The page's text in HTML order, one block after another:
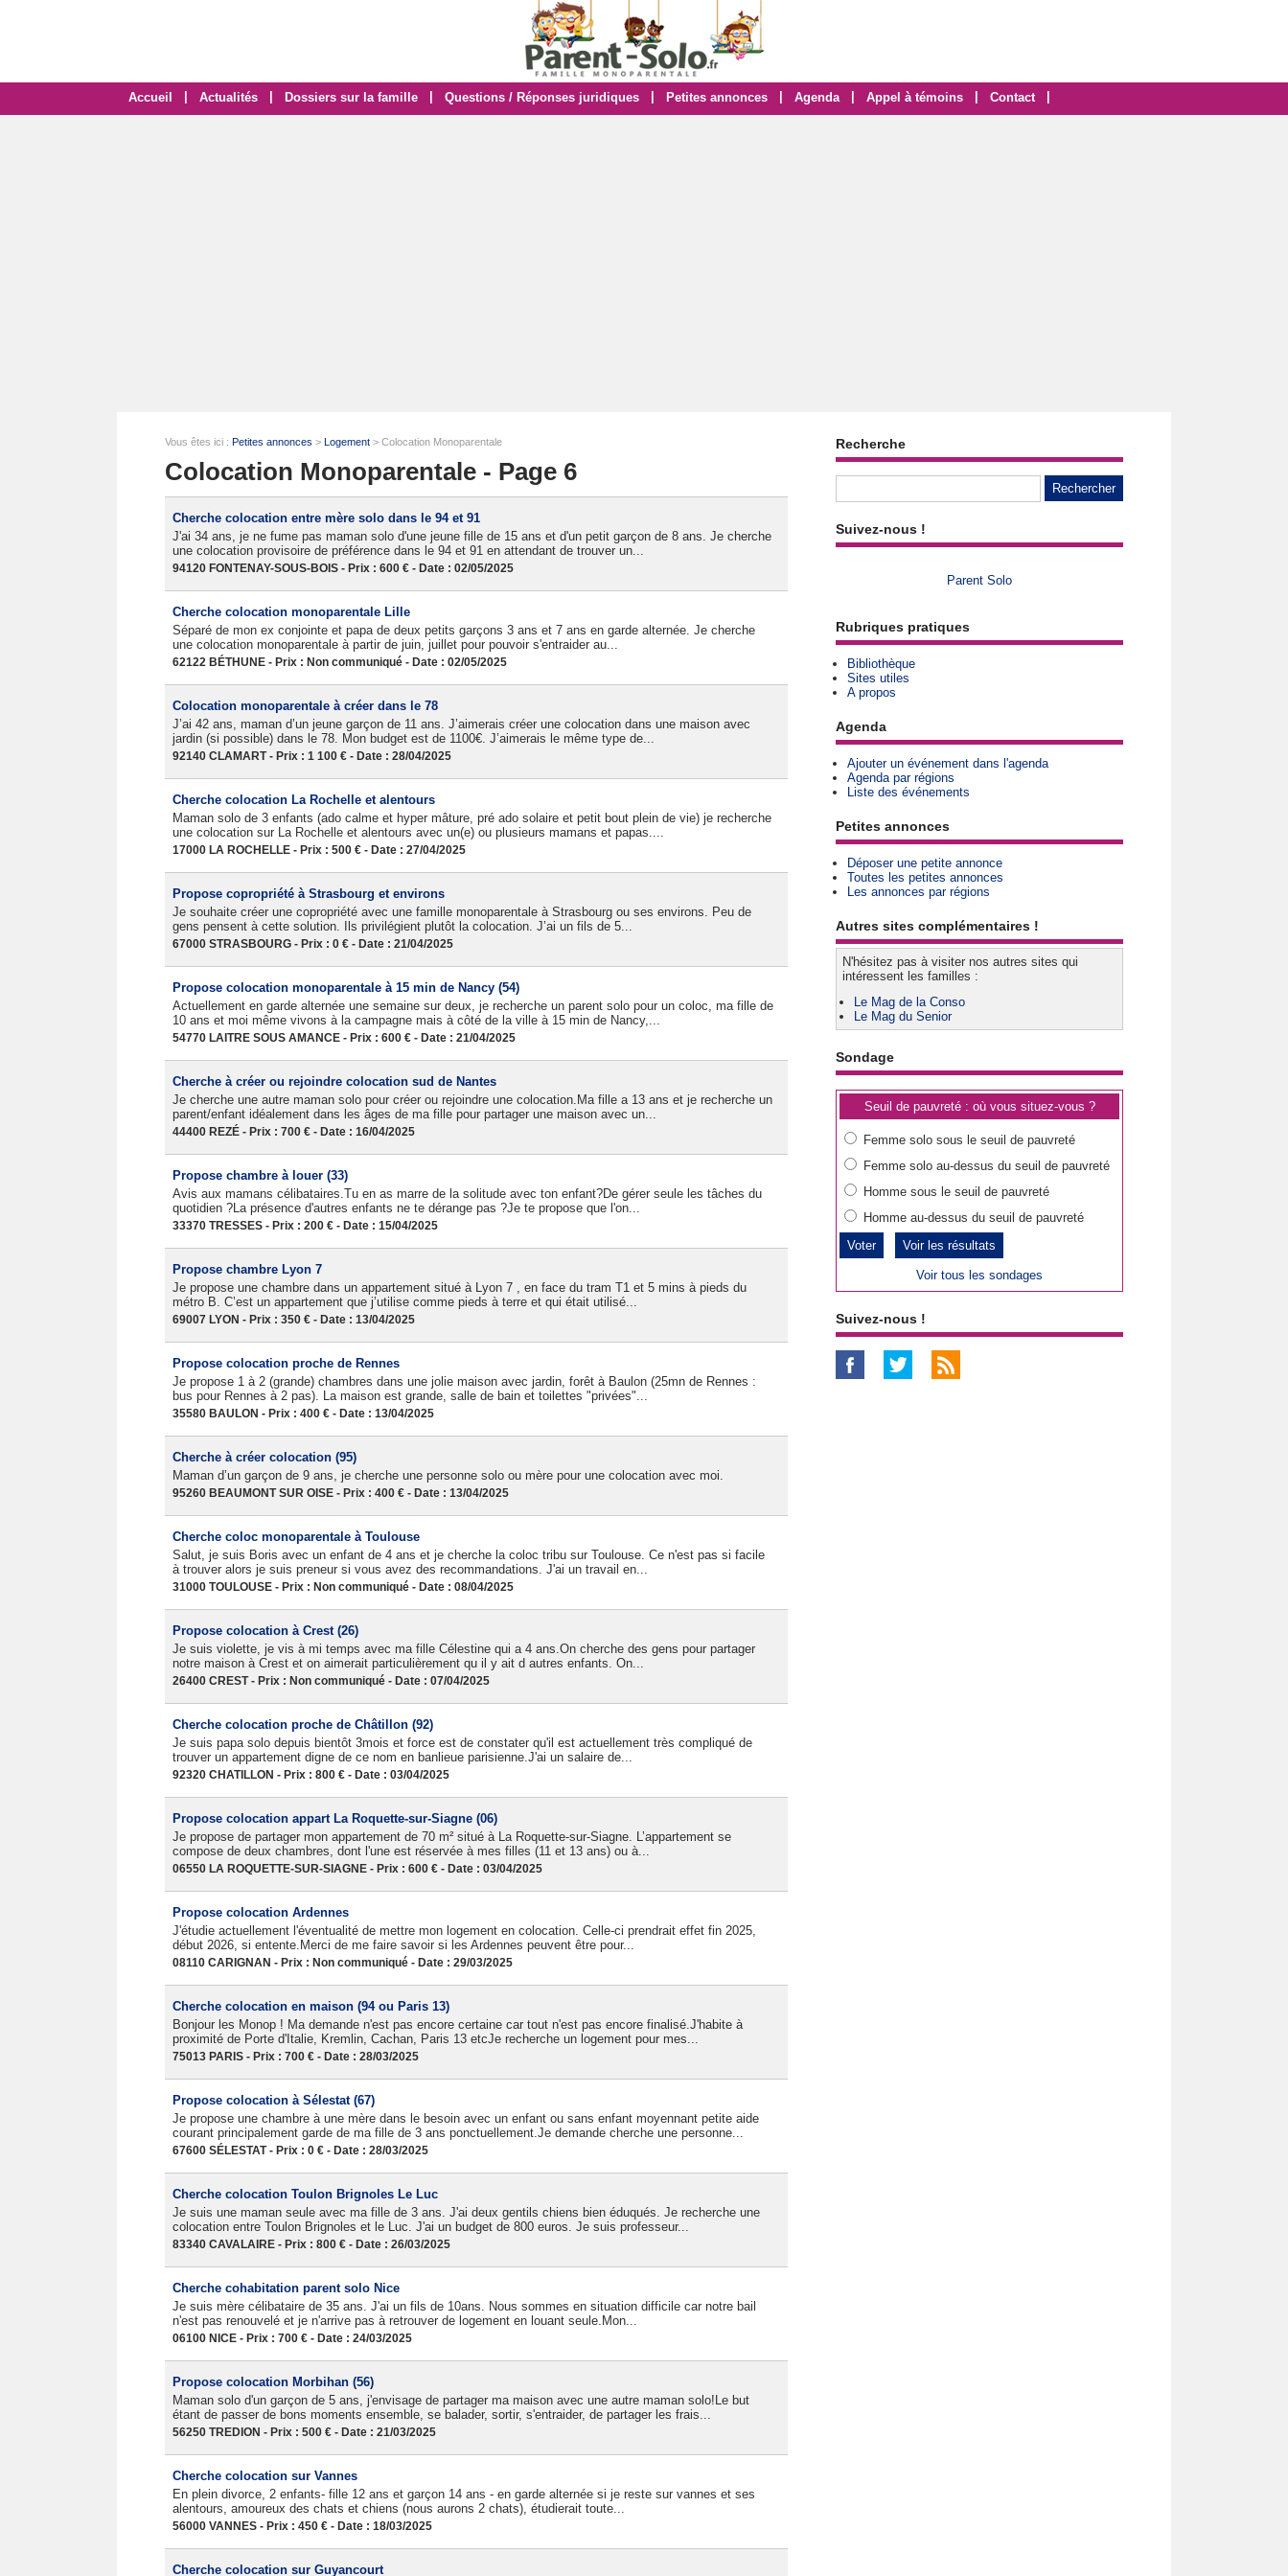
Accueil Actualités Dossiers sur la famille Questions / Réponses juridiques Petites annonces Agenda Appel à témoins Contact
Vous êtes ici : Petites annonces > Logement > Colocation Monoparentale
Colocation Monoparentale - Page 6
Cherche colocation entre mère solo dans le 94 et 91
J'ai 34 ans, je ne fume pas maman solo d'une jeune fille de 15 ans et d'un petit garçon de 8 ans. Je cherche
une colocation provisoire de préférence dans le 94 et 91 en attendant de trouver un...
94120 FONTENAY-SOUS-BOIS - Prix : 600 € - Date : 02/05/2025
Cherche colocation monoparentale Lille
Séparé de mon ex conjointe et papa de deux petits garçons 3 ans et 7 ans en garde alternée. Je cherche
une colocation monoparentale à partir de juin, juillet pour pouvoir s'entraider au...
62122 BÉTHUNE - Prix : Non communiqué - Date : 02/05/2025
Colocation monoparentale à créer dans le 78
J’ai 42 ans, maman d’un jeune garçon de 11 ans. J’aimerais créer une colocation dans une maison avec
jardin (si possible) dans le 78. Mon budget est de 1100€. J’aimerais le même type de...
92140 CLAMART - Prix : 1 100 € - Date : 28/04/2025
Cherche colocation La Rochelle et alentours
Maman solo de 3 enfants (ado calme et hyper mâture, pré ado solaire et petit bout plein de vie) je recherche
une colocation sur La Rochelle et alentours avec un(e) ou plusieurs mamans et papas....
17000 LA ROCHELLE - Prix : 500 € - Date : 27/04/2025
Propose copropriété à Strasbourg et environs
Je souhaite créer une copropriété avec une famille monoparentale à Strasbourg ou ses environs. Peu de
gens pensent à cette solution. Ils privilégient plutôt la colocation. J’ai un fils de 5...
67000 STRASBOURG - Prix : 0 € - Date : 21/04/2025
Propose colocation monoparentale à 15 min de Nancy (54)
Actuellement en garde alternée une semaine sur deux, je recherche un parent solo pour un coloc, ma fille de
10 ans et moi même vivons à la campagne mais à côté de la ville à 15 min de Nancy,...
54770 LAITRE SOUS AMANCE - Prix : 600 € - Date : 21/04/2025
Cherche à créer ou rejoindre colocation sud de Nantes
Je cherche une autre maman solo pour créer ou rejoindre une colocation.Ma fille a 13 ans et je recherche un
parent/enfant idéalement dans les âges de ma fille pour partager une maison avec un...
44400 REZÉ - Prix : 700 € - Date : 16/04/2025
Propose chambre à louer (33)
Avis aux mamans célibataires.Tu en as marre de la solitude avec ton enfant?De gérer seule les tâches du
quotidien ?La présence d'autres enfants ne te dérange pas ?Je te propose que l'on...
33370 TRESSES - Prix : 200 € - Date : 15/04/2025
Propose chambre Lyon 7
Je propose une chambre dans un appartement situé à Lyon 7 , en face du tram T1 et 5 mins à pieds du
métro B. C’est un appartement que j’utilise comme pieds à terre et qui était utilisé...
69007 LYON - Prix : 350 € - Date : 13/04/2025
Propose colocation proche de Rennes
Je propose 1 à 2 (grande) chambres dans une jolie maison avec jardin, forêt à Baulon (25mn de Rennes :
bus pour Rennes à 2 pas). La maison est grande, salle de bain et toilettes "privées"...
35580 BAULON - Prix : 400 € - Date : 13/04/2025
Cherche à créer colocation (95)
Maman d’un garçon de 9 ans, je cherche une personne solo ou mère pour une colocation avec moi.
95260 BEAUMONT SUR OISE - Prix : 400 € - Date : 13/04/2025
Cherche coloc monoparentale à Toulouse
Salut, je suis Boris avec un enfant de 4 ans et je cherche la coloc tribu sur Toulouse. Ce n'est pas si facile
à trouver alors je suis preneur si vous avez des recommandations. J'ai un travail en...
31000 TOULOUSE - Prix : Non communiqué - Date : 08/04/2025
Propose colocation à Crest (26)
Je suis violette, je vis à mi temps avec ma fille Célestine qui a 4 ans.On cherche des gens pour partager
notre maison à Crest et on aimerait particulièrement qu il y ait d autres enfants. On...
26400 CREST - Prix : Non communiqué - Date : 07/04/2025
Cherche colocation proche de Châtillon (92)
Je suis papa solo depuis bientôt 3mois et force est de constater qu'il est actuellement très compliqué de
trouver un appartement digne de ce nom en banlieue parisienne.J'ai un salaire de...
92320 CHATILLON - Prix : 800 € - Date : 03/04/2025
Propose colocation appart La Roquette-sur-Siagne (06)
Je propose de partager mon appartement de 70 m² situé à La Roquette-sur-Siagne. L’appartement se
compose de deux chambres, dont l'une est réservée à mes filles (11 et 13 ans) ou à...
06550 LA ROQUETTE-SUR-SIAGNE - Prix : 600 € - Date : 03/04/2025
Propose colocation Ardennes
J'étudie actuellement l'éventualité de mettre mon logement en colocation. Celle-ci prendrait effet fin 2025,
début 2026, si entente.Merci de me faire savoir si les Ardennes peuvent être pour...
08110 CARIGNAN - Prix : Non communiqué - Date : 29/03/2025
Cherche colocation en maison (94 ou Paris 13)
Bonjour les Monop ! Ma demande n'est pas encore certaine car tout n'est pas encore finalisé.J'habite à
proximité de Porte d'Italie, Kremlin, Cachan, Paris 13 etcJe recherche un logement pour mes...
75013 PARIS - Prix : 700 € - Date : 28/03/2025
Propose colocation à Sélestat (67)
Je propose une chambre à une mère dans le besoin avec un enfant ou sans enfant moyennant petite aide
courant principalement garde de ma fille de 3 ans ponctuellement.Je demande cherche une personne...
67600 SÉLESTAT - Prix : 0 € - Date : 28/03/2025
Cherche colocation Toulon Brignoles Le Luc
Je suis une maman seule avec ma fille de 3 ans. J'ai deux gentils chiens bien éduqués. Je recherche une
colocation entre Toulon Brignoles et le Luc. J'ai un budget de 800 euros. Je suis professeur...
83340 CAVALAIRE - Prix : 800 € - Date : 26/03/2025
Cherche cohabitation parent solo Nice
Je suis mère célibataire de 35 ans. J'ai un fils de 10ans. Nous sommes en situation difficile car notre bail
n'est pas renouvelé et je n'arrive pas à retrouver de logement en louant seule.Mon...
06100 NICE - Prix : 700 € - Date : 24/03/2025
Propose colocation Morbihan (56)
Maman solo d'un garçon de 5 ans, j'envisage de partager ma maison avec une autre maman solo!Le but
étant de passer de bons moments ensemble, se balader, sortir, s'entraider, de partager les frais...
56250 TREDION - Prix : 500 € - Date : 21/03/2025
Cherche colocation sur Vannes
En plein divorce, 2 enfants- fille 12 ans et garçon 14 ans - en garde alternée si je reste sur vannes et ses
alentours, amoureux des chats et chiens (nous aurons 2 chats), étudierait toute...
56000 VANNES - Prix : 450 € - Date : 18/03/2025
Cherche colocation sur Guyancourt
Recherche
Suivez-nous !
Parent Solo
Rubriques pratiques
Bibliothèque
Sites utiles
A propos
Agenda
Ajouter un événement dans l'agenda
Agenda par régions
Liste des événements
Petites annonces
Déposer une petite annonce
Toutes les petites annonces
Les annonces par régions
Autres sites complémentaires !
N'hésitez pas à visiter nos autres sites qui
intéressent les familles :
Le Mag de la Conso
Le Mag du Senior
Sondage
Seuil de pauvreté : où vous situez-vous ?
Femme solo sous le seuil de pauvreté
Femme solo au-dessus du seuil de pauvreté
Homme sous le seuil de pauvreté
Homme au-dessus du seuil de pauvreté
Voir les résultats
Voir tous les sondages
Suivez-nous !